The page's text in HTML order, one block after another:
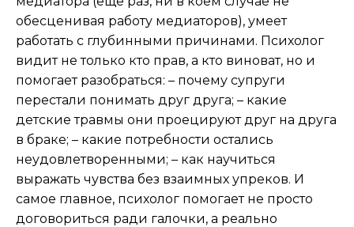
обесценивая работу медиаторов), умеет
работать с глубинными причинами. Психолог
видит не только кто прав, а кто виноват, но и
помогает разобраться: – почему супруги
перестали понимать друг друга; – какие
детские травмы они проецируют друг на друга
в браке; – какие потребности остались
неудовлетворенными; – как научиться
выражать чувства без взаимных упреков. И
самое главное, психолог помогает не просто
договориться ради галочки, а реально